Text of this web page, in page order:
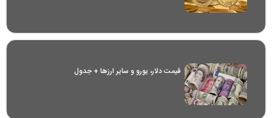
قیمت دلار، یورو و سایر ارز‌ها + جدول